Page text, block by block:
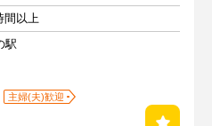
間以上
駅
主婦(夫)歓迎